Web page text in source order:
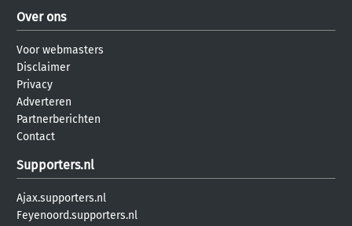
Over ons
Voor webmasters
Disclaimer
Privacy
Adverteren
Partnerberichten
Contact
Supporters.nl
Ajax.supporters.nl
Feyenoord.supporters.nl